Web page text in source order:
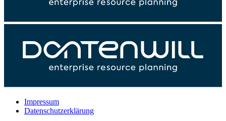
Impressum
Datenschutzerklärung